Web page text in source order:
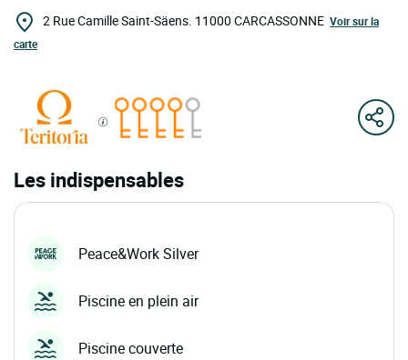
2 Rue Camille Saint-Säens. 11000 CARCASSONNE Voir sur la
carte
Les indispensables
Peace&Work Silver
Piscine en plein air
Piscine couverte